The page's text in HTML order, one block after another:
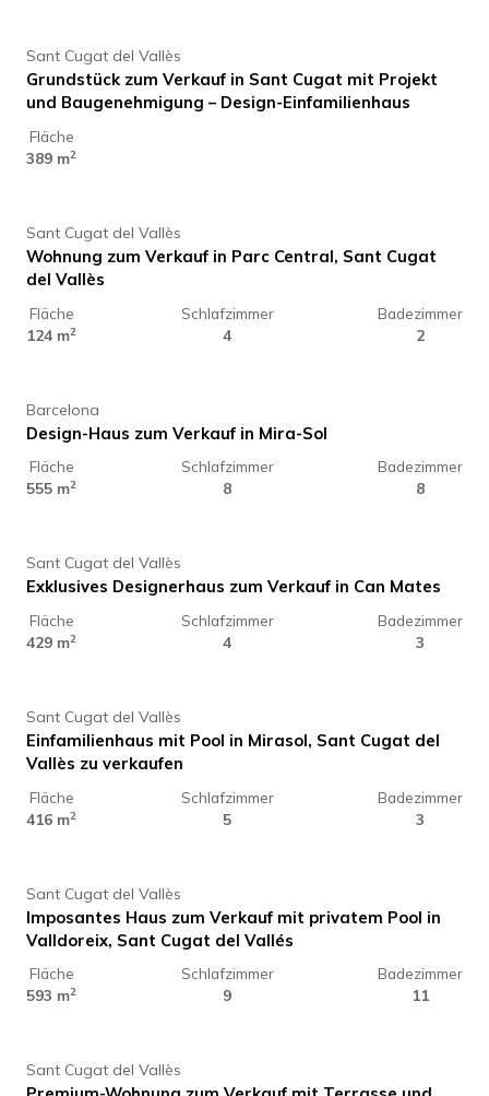
Sant Cugat del Vallès
Grundstück zum Verkauf in Sant Cugat mit Projekt
und Baugenehmigung – Design-Einfamilienhaus
Fläche
389 m2
765.000 €
Sant Cugat del Vallès
Wohnung zum Verkauf in Parc Central, Sant Cugat
del Vallès
Fläche
124 m2
Schlafzimmer
4
Badezimmer
2
2.299.000 €
Barcelona
Design-Haus zum Verkauf in Mira-Sol
Fläche
555 m2
Schlafzimmer
8
Badezimmer
8
2.575.000 €
Sant Cugat del Vallès
Exklusives Designerhaus zum Verkauf in Can Mates
Fläche
429 m2
Schlafzimmer
4
Badezimmer
3
1.890.000 €
Sant Cugat del Vallès
Einfamilienhaus mit Pool in Mirasol, Sant Cugat del
Vallès zu verkaufen
Fläche
416 m2
Schlafzimmer
5
Badezimmer
3
1.890.000 €
Sant Cugat del Vallès
Imposantes Haus zum Verkauf mit privatem Pool in
Valldoreix, Sant Cugat del Vallés
Fläche
593 m2
Schlafzimmer
9
Badezimmer
11
1.450.000 €
Sant Cugat del Vallès